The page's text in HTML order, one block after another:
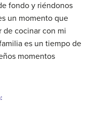
fondo y riéndonos
un momento que
de cocinar con mi
es un tiempo de
momentos